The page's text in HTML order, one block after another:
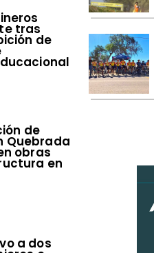
tras
de
de
Quebrada
obras
en
a dos